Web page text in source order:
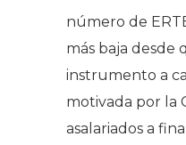
número de
más baja desde
instrumento a
motivada por la
asalariados a